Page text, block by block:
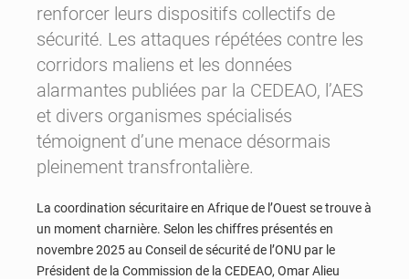
renforcer leurs dispositifs collectifs de
sécurité. Les attaques répétées contre les
corridors maliens et les données
alarmantes publiées par la CEDEAO, l’AES
et divers organismes spécialisés
témoignent d’une menace désormais
pleinement transfrontalière.
La coordination sécuritaire en Afrique de l’Ouest se trouve à
un moment charnière. Selon les chiffres présentés en
novembre 2025 au Conseil de sécurité de l’ONU par le
Président de la Commission de la CEDEAO, Omar Alieu